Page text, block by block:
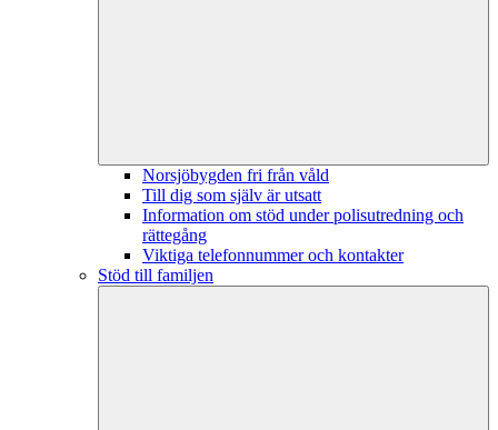
Norsjöbygden fri från våld
Till dig som själv är utsatt
Information om stöd under polisutredning och
rättegång
Viktiga telefonnummer och kontakter
Stöd till familjen